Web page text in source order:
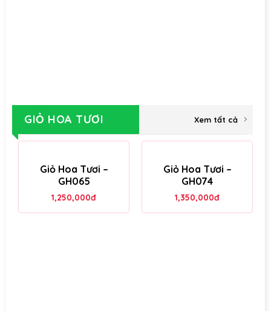
GIỎ HOA TƯƠI Xem tất cả
Giỏ Hoa Tươi –
GH065
1,250,000đ
Giỏ Hoa Tươi –
GH074
1,350,000đ